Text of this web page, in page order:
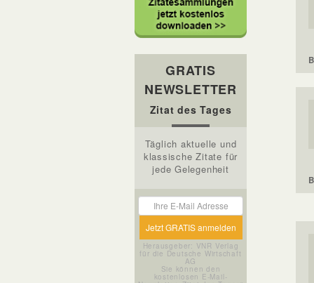
GRATIS
NEWSLETTER
Zitat des Tages
Täglich aktuelle und
klassische Zitate für
jede Gelegenheit
Herausgeber: VNR Verlag
für die Deutsche Wirtschaft
AG
Sie können den
kostenlosen E-Mail-